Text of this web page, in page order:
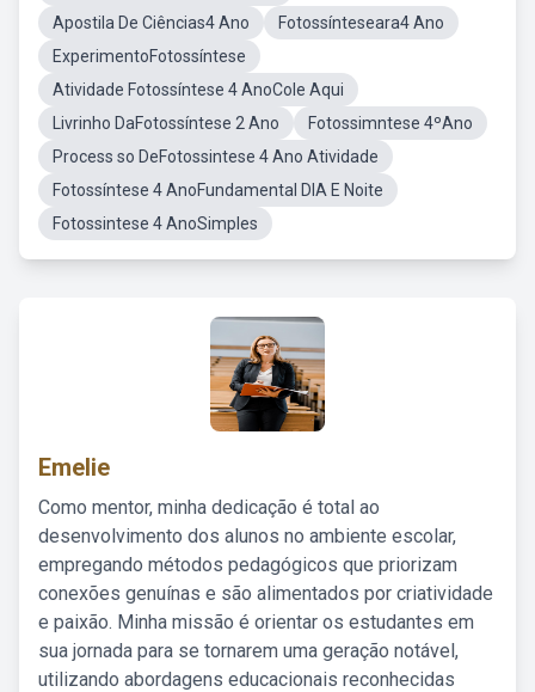
Apostila De Ciências4 Ano
Fotossínteseara4 Ano
ExperimentoFotossíntese
Atividade Fotossíntese 4 AnoCole Aqui
Livrinho DaFotossíntese 2 Ano
Fotossimntese 4ºAno
Process so DeFotossintese 4 Ano Atividade
Fotossíntese 4 AnoFundamental DIA E Noite
Fotossintese 4 AnoSimples
Emelie
Como mentor, minha dedicação é total ao
desenvolvimento dos alunos no ambiente escolar,
empregando métodos pedagógicos que priorizam
conexões genuínas e são alimentados por criatividade
e paixão. Minha missão é orientar os estudantes em
sua jornada para se tornarem uma geração notável,
utilizando abordagens educacionais reconhecidas